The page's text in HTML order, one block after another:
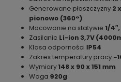
Generowane płaszczyzny 2
pionowo (360°)
Mocowanie na statywie 1/
Zasilanie Li-ion 3,7V
Klasa odporności IP54
Zakres temperatury pracy -
Wymiary148 x 90 x 151 mm
Waga 920g